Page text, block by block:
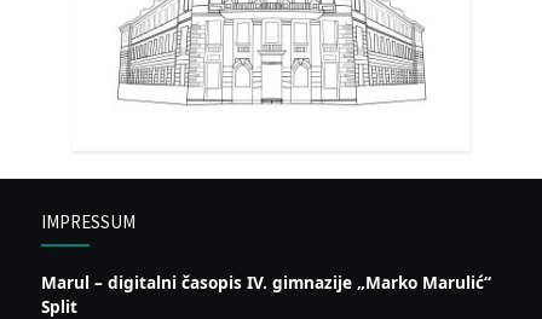
IMPRESSUM
Marul – digitalni časopis IV. gimnazije „Marko Marulić“
Split